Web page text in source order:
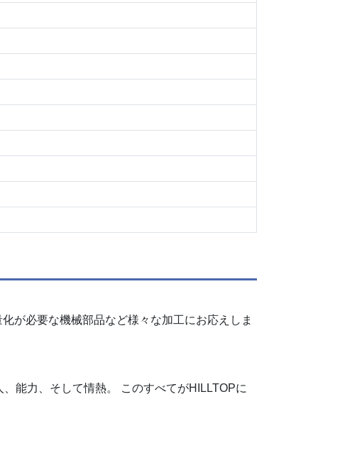
が必要な機械部品など様々な加工にお応えしま
能力、そして情熱。 このすべてがHILLTOPに